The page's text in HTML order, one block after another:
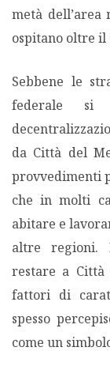
metà
ospitano oltre il
Sebbene le
federale
da Città del
provvedimenti
che in molti
abitare e
altre regioni.
restare a Città
fattori di
spesso
come un